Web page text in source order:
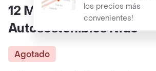
los precios más
convenientes!
12 Marcadores De Puesto
Autosostenibles Nido
Agotado